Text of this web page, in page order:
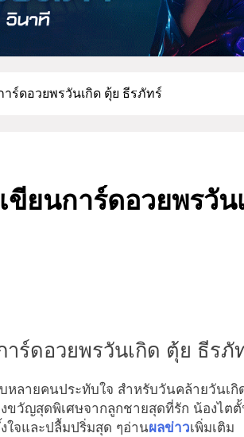
ร์ดอวยพรวันเกิด ตุ้ย ธีรภัทร์
ขียนการ์ดอวยพรวัน
ร์ดอวยพรวันเกิด ตุ้ย ธีรภั
ลายคนประทับใจ สำหรับวันคล้ายวันเกิ
วัญสุดพิเศษจากลูกชายสุดที่รัก น้องไต
ใจและปลื้มปริ่มสุด ๆอ่านผลข่าวเพิ่มเติม